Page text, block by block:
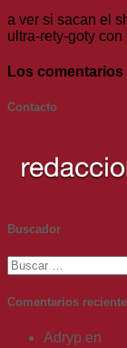
a ver si sacan el
ultra-rety-goty
Los
Contacto
Buscador
Buscar:
Comentarios
Adryp en